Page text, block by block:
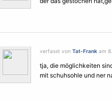
verfasst von Tat-Frank am
tja, die möglichkeiten
mit schuhsohle und ner